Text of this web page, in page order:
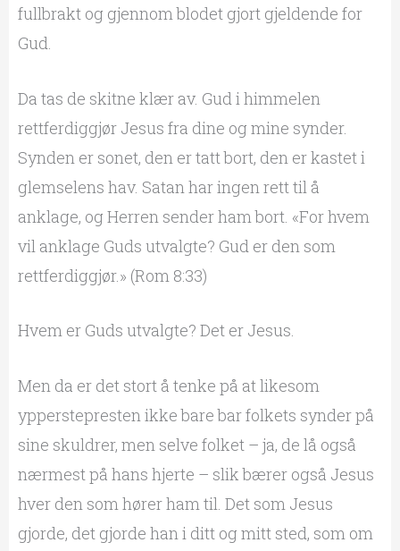
fullbrakt og gjennom blodet gjort gjeldende for
Gud.
Da tas de skitne klær av. Gud i himmelen
rettferdiggjør Jesus fra dine og mine synder.
Synden er sonet, den er tatt bort, den er kastet i
glemselens hav. Satan har ingen rett til å
anklage, og Herren sender ham bort. «For hvem
vil anklage Guds utvalgte? Gud er den som
rettferdiggjør.» (Rom 8:33)
Hvem er Guds utvalgte? Det er Jesus.
Men da er det stort å tenke på at likesom
ypperstepresten ikke bare bar folkets synder på
sine skuldrer, men selve folket – ja, de lå også
nærmest på hans hjerte – slik bærer også Jesus
hver den som hører ham til. Det som Jesus
gjorde, det gjorde han i ditt og mitt sted, som om